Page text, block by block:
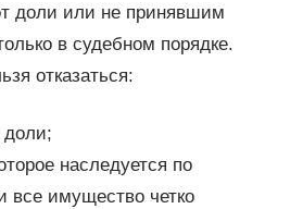
доли или не принявшим
в судебном порядке.
отказаться:
доли;
наследуется по
все имущество четко